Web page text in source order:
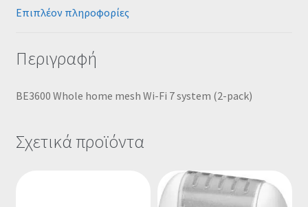
Επιπλέον πληροφορίες
Περιγραφή
BE3600 Whole home mesh Wi-Fi 7 system (2-pack)
Σχετικά προϊόντα